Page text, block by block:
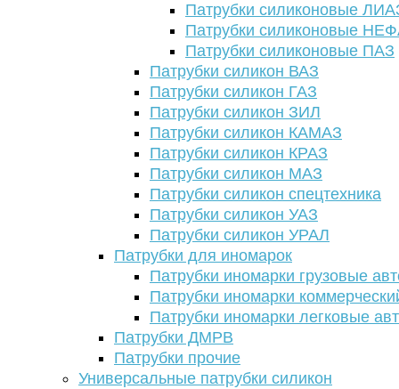
Патрубки силиконовые
Патрубки силиконовые
Патрубки силиконовые ПАЗ
Патрубки силикон ВАЗ
Патрубки силикон ГАЗ
Патрубки силикон ЗИЛ
Патрубки силикон КАМАЗ
Патрубки силикон КРАЗ
Патрубки силикон МАЗ
Патрубки силикон спецтехника
Патрубки силикон УАЗ
Патрубки силикон УРАЛ
Патрубки для иномарок
Патрубки иномарки грузовые
Патрубки иномарки
Патрубки иномарки легковые
Патрубки ДМРВ
Патрубки прочие
Универсальные патрубки силикон